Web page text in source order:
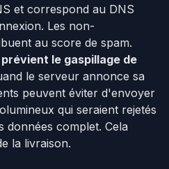
et correspond au DNS
Les non-
au score de spam.
le gaspillage de
le serveur annonce sa
peuvent éviter d'envoyer
qui seraient rejetés
données complet. Cela
la livraison.